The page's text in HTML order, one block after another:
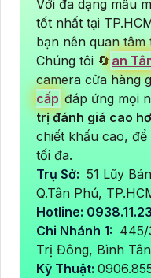
Với đa dạng mẫu
tốt nhất tại
bạn nên quan
Chúng tôi 🔄 an
camera cửa hàng
cấp đáp ứng mọi
trị đánh giá cao
chiết khấu cao,
tối đa.
Trụ Sở: 51 Lũy
Q.Tân Phú,
Hotline:
Chi Nhánh 1: 445/
Trị Đông, Bình
Kỹ Thuật: